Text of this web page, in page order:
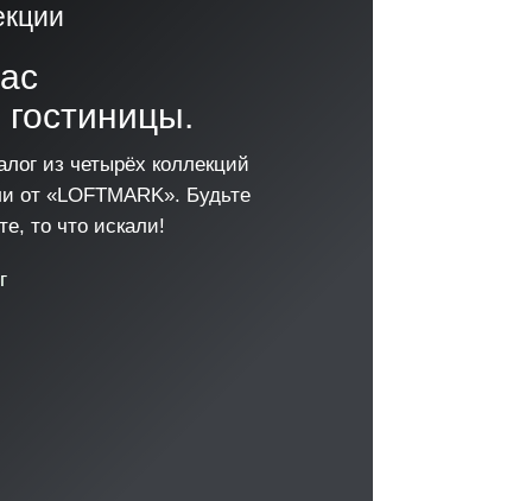
из четырёх коллекций
от «LOFTMARK». Будьте
то что искали!